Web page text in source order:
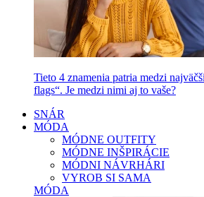
Tieto 4 znamenia patria medzi
flags“. Je medzi nimi aj to vaše?
SNÁR
MÓDA
MÓDNE OUTFITY
MÓDNE INŠPIRÁCIE
MÓDNI NÁVRHÁRI
VYROB SI SAMA
MÓDA